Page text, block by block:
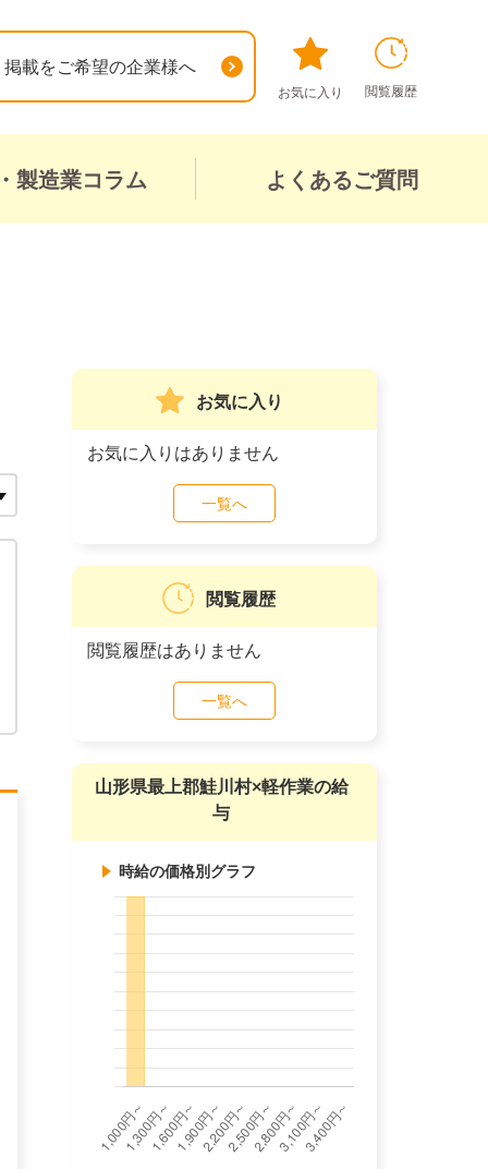
掲載をご希望の企業様へ
お気に入り 閲覧履歴
製造業コラム よくあるご質問
お気に入り
お気に入りはありません
一覧へ
閲覧履歴
閲覧履歴はありません
一覧へ
山形県最上郡鮭川村×軽作業の給
与
時給の価格別グラフ